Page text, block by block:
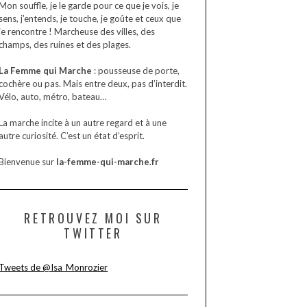
souffle, je le garde pour ce que je vois, je
j’entends, je touche, je goûte et ceux que
rencontre ! Marcheuse des villes, des
des ruines et des plages.
Femme qui Marche : pousseuse de porte,
ou pas. Mais entre deux, pas d’interdit.
auto, métro, bateau…
marche incite à un autre regard et à une
curiosité. C’est un état d’esprit.
sur la-femme-qui-marche.fr
RETROUVEZ MOI SUR
TWITTER
de @Isa_Monrozier